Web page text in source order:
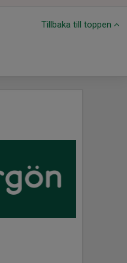
Tillbaka till toppen